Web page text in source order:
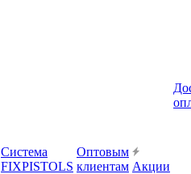
Система
FIXPISTOLS
Оптовым
клиентам Акции